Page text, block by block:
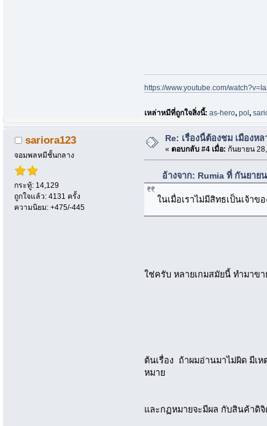
https://www.youtube.com/
เหล่าหมีที่ถูกใจสิ่งนี้:as-hero,pol,
sariora123
จอมพลหมีชั้นกลาง
กระทู้: 14,129
ถูกใจแล้ว: 4131 ครั้ง
ความนิยม: +475/-445
Re: เรื่องนี้ต้องชม เมือง
« ตอบกลับ #4 เมื่อ: กันยายน
อ้างจาก: Rumia ที่ กันยาย
ในเมื่อเราไม่มีสิทธเป็นเจ้า
ใช่ครับ หลายเกมสมัยนี้ ทำมาข
ต้นเรื่อง ถ้าผมอ่านมาไม่ผิด มีเ
หมาย
และกฏหมายจะมีผล กับสินค้าดิจิ